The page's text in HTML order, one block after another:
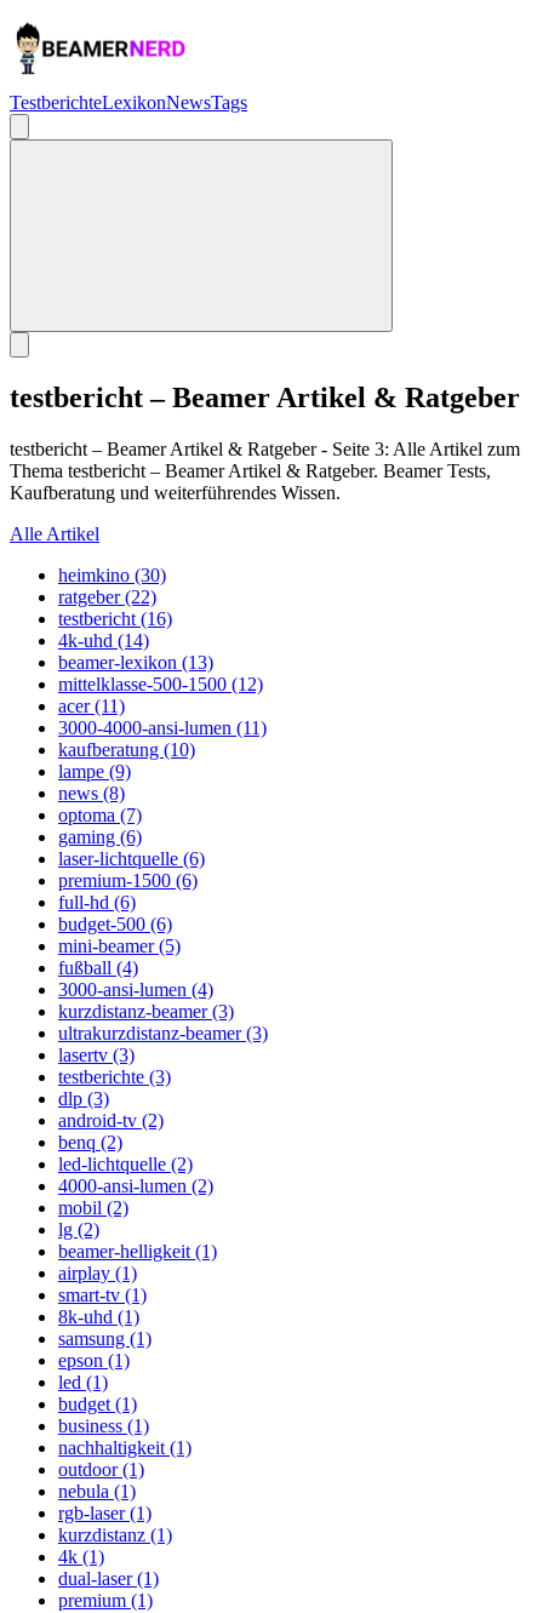
TestberichteLexikonNewsTags
testbericht – Beamer Artikel & Ratgeber
testbericht – Beamer Artikel & Ratgeber - Seite 3: Alle Artikel zum
Thema testbericht – Beamer Artikel & Ratgeber. Beamer Tests,
Kaufberatung und weiterführendes Wissen.
Alle Artikel
heimkino (30)
ratgeber (22)
testbericht (16)
4k-uhd (14)
beamer-lexikon (13)
mittelklasse-500-1500 (12)
acer (11)
3000-4000-ansi-lumen (11)
kaufberatung (10)
lampe (9)
news (8)
optoma (7)
gaming (6)
laser-lichtquelle (6)
premium-1500 (6)
full-hd (6)
budget-500 (6)
mini-beamer (5)
fußball (4)
3000-ansi-lumen (4)
kurzdistanz-beamer (3)
ultrakurzdistanz-beamer (3)
lasertv (3)
testberichte (3)
dlp (3)
android-tv (2)
benq (2)
led-lichtquelle (2)
4000-ansi-lumen (2)
mobil (2)
lg (2)
beamer-helligkeit (1)
airplay (1)
smart-tv (1)
8k-uhd (1)
samsung (1)
epson (1)
led (1)
budget (1)
business (1)
nachhaltigkeit (1)
outdoor (1)
nebula (1)
rgb-laser (1)
kurzdistanz (1)
4k (1)
dual-laser (1)
premium (1)